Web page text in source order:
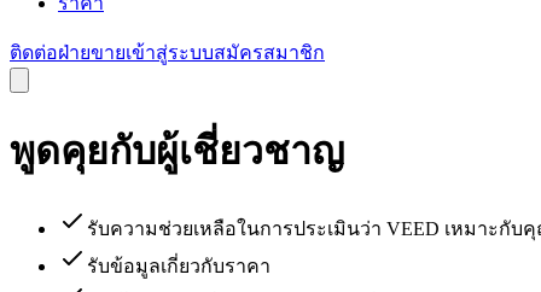
ติดต่อฝ่ายขายเข้าสู่ระบบสมัครสมาชิก
พูดคุยกับผู้เชี่ยวชาญ
รับความช่วยเหลือในการประเมินว่า VEED เหมาะกับ
รับข้อมูลเกี่ยวกับราคา